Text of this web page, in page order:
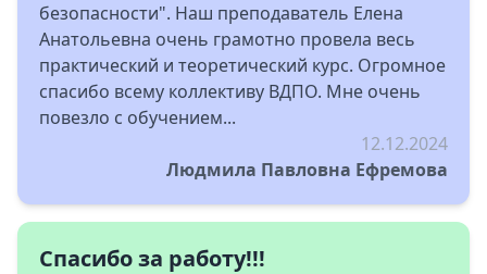
безопасности". Наш преподаватель Елена
Анатольевна очень грамотно провела весь
практический и теоретический курс. Огромное
спасибо всему коллективу ВДПО. Мне очень
повезло с обучением...
12.12.2024
Людмила Павловна Ефремова
Спасибо за работу!!!